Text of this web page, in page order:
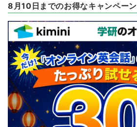
8月10日までのお得なキャンペーン